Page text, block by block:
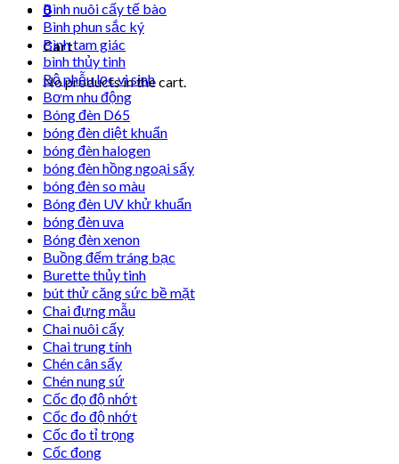
0
Cart
No products in the cart.
Bình nuôi cấy tế bào
Bình phun sắc ký
Bình tam giác
bình thủy tinh
Bộ phễu lọc vi sinh
Bơm nhu động
Bóng đèn D65
bóng đèn diệt khuẩn
bóng đèn halogen
bóng đèn hồng ngoại sấy
bóng đèn so màu
Bóng đèn UV khử khuẩn
bóng đèn uva
Bóng đèn xenon
Buồng đếm tráng bạc
Burette thủy tinh
bút thử căng sức bề mặt
Chai đựng mẫu
Chai nuôi cấy
Chai trung tính
Chén cân sấy
Chén nung sứ
Cốc đọ độ nhớt
Cốc đo độ nhớt
Cốc đo tỉ trọng
Cốc đong